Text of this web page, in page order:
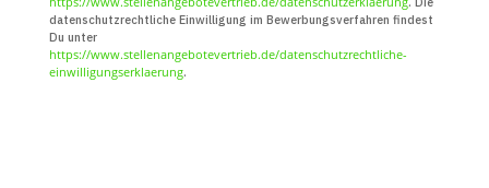
daten­schutz­recht­liche Ein­willigung im Bewerbungs­verfahren findest
Du unter
https://www.stellenangebotevertrieb.de/datenschutzrechtliche-
einwilligungserklaerung.